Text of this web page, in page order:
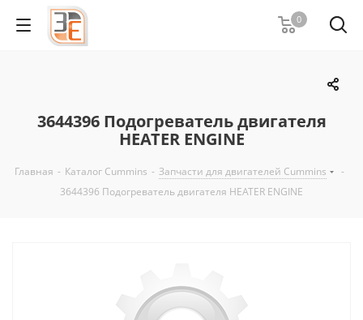
0
3644396 Подогреватель двигателя
HEATER ENGINE
Главная - Каталог Cummins - Запчасти для двигателей Cummins
-
3644396 Подогреватель двигателя HEATER ENGINE